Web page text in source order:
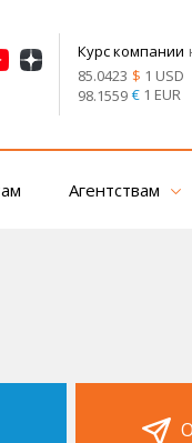
Курс компании
85.0423 $ 1 USD
98.1559 €1 EUR
Агентствам